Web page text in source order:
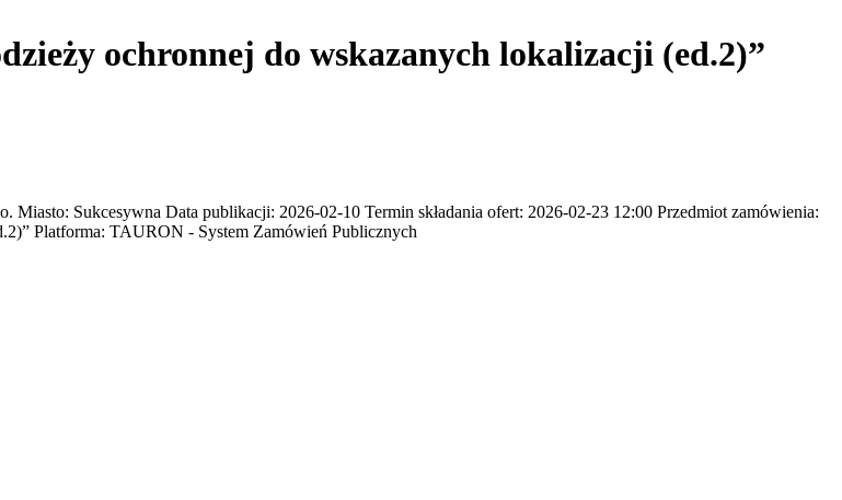
ochronnej do wskazanych lokalizacji (ed.2)”
Sukcesywna Data publikacji: 2026-02-10 Termin składania ofert: 2026-02-23 12:00 Przedmiot zamówienia:
Platforma: TAURON - System Zamówień Publicznych